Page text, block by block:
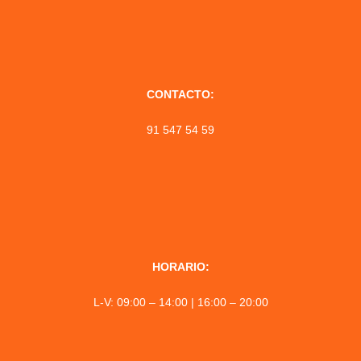
HORARIO:
L-V: 09:00 – 14:00 | 16:00 – 20:00
CONTACTO:
91 547 54 59